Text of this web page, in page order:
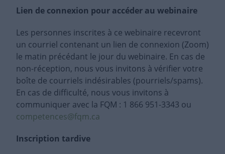
Lien de connexion pour accéder au webinaire
Les personnes inscrites à ce webinaire recevront
un courriel contenant un lien de connexion (Zoom)
le matin précédant le jour du webinaire. En cas de
non-réception, nous vous invitons à vérifier votre
boîte de courriels indésirables (pourriels/spams).
En cas de difficulté, nous vous invitons à
communiquer avec la FQM : 1 866 951-3343 ou
competences@fqm.ca
Inscription tardive